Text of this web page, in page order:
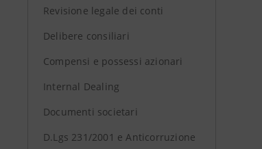
Revisione legale dei conti
Delibere consiliari
Compensi e possessi azionari
Internal Dealing
Documenti societari
D.Lgs 231/2001 e Anticorruzione